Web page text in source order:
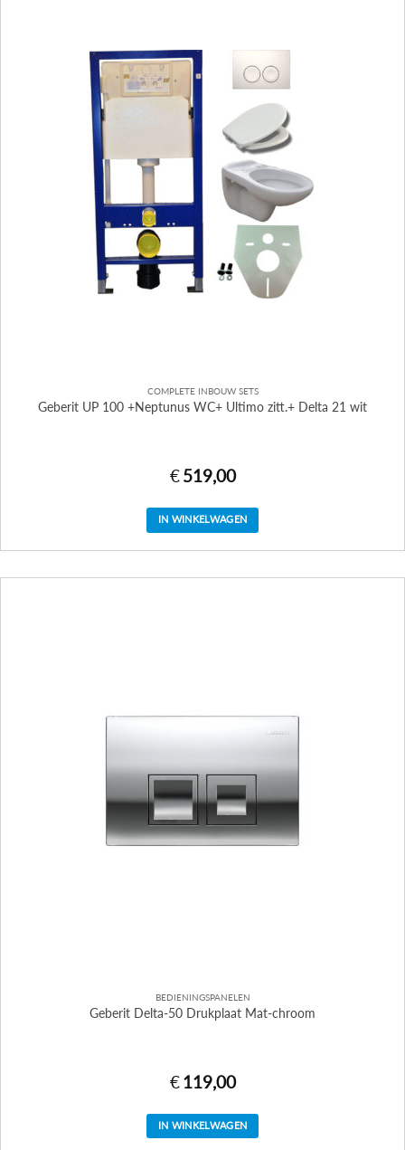
COMPLETE INBOUW SETS
Geberit UP 100 +Neptunus WC+ Ultimo zitt.+ Delta 21 wit
€ 519,00
IN WINKELWAGEN
BEDIENINGSPANELEN
Geberit Delta-50 Drukplaat Mat-chroom
€ 119,00
IN WINKELWAGEN